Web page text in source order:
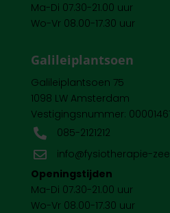
Ma-Di 07.30-21.00 uur
Wo-Vr 08.00-17.30 uur
Galileiplantsoen
Galileiplantsoen 75
1098 LW Amsterdam
Vestigingsnummer:
 085-2121212

info@fysiotherapie-
Openingstijden
Ma-Di 07.30-21.00 uur
Wo-Vr 08.00-17.30 uur